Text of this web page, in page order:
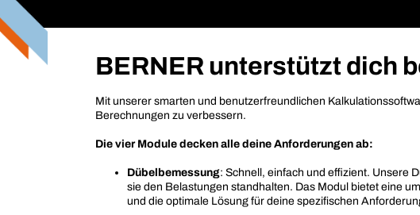
BERNER unterstützt dich
Mit unserer smarten und benutzerfreundlichen
Berechnungen zu verbessern.
Die vier Module decken alle deine Anforderungen ab:
Dübelbemessung: Schnell, einfach und effizient. Unsere
sie den Belastungen standhalten. Das Modul bietet eine
und die optimale Lösung für deine spezifischen